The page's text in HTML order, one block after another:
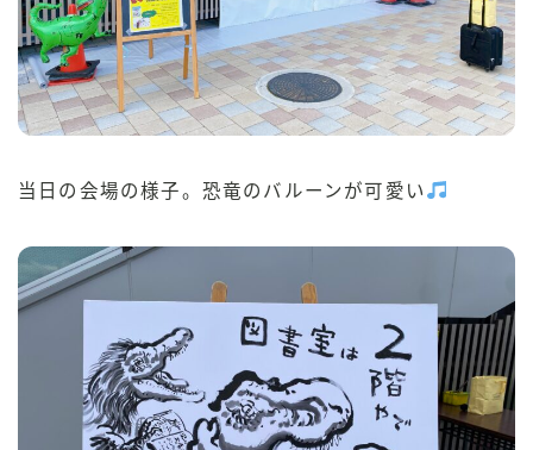
当日の会場の様子。恐竜のバルーンが可愛い